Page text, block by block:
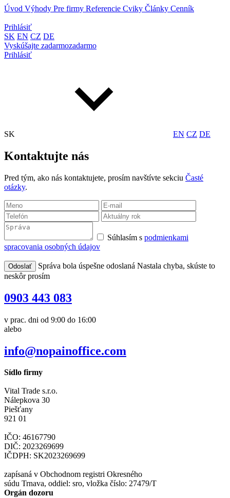
Úvod Výhody Pre firmy Referencie Cviky Články Cenník
Prihlásiť
SK EN CZ DE
Vyskúšajte zadarmozadarmo
Prihlásiť
SK EN CZ DE
Kontaktujte nás
Pred tým, ako nás kontaktujete, prosím navštívte sekciu Časté
otázky.
Súhlasím s podmienkami
spracovania osobných údajov
Správa bola úspešne odoslaná Nastala chyba, skúste to
neskôr prosím
0903 443 083
v prac. dni od 9:00 do 16:00
alebo
info@nopainoffice.com
Sídlo firmy
Vital Trade s.r.o.
Nálepkova 30
Piešťany
921 01
IČO: 46167790
DIČ: 2023269699
IČDPH: SK2023269699
zapísaná v Obchodnom registri Okresného
súdu Trnava, oddiel: sro, vložka číslo: 27479/T
Orgán dozoru